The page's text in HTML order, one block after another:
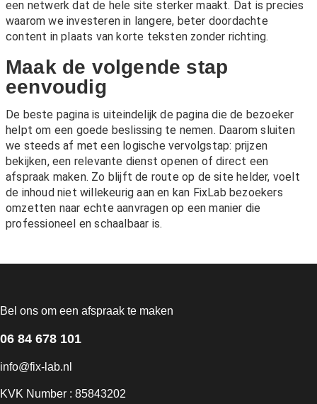
een netwerk dat de hele site sterker maakt. Dat is precies
waarom we investeren in langere, beter doordachte
content in plaats van korte teksten zonder richting.
Maak de volgende stap
eenvoudig
De beste pagina is uiteindelijk de pagina die de bezoeker
helpt om een goede beslissing te nemen. Daarom sluiten
we steeds af met een logische vervolgstap: prijzen
bekijken, een relevante dienst openen of direct een
afspraak maken. Zo blijft de route op de site helder, voelt
de inhoud niet willekeurig aan en kan FixLab bezoekers
omzetten naar echte aanvragen op een manier die
professioneel en schaalbaar is.
Bel ons om een afspraak te maken
06 84 678 101
info@fix-lab.nl
KVK Number : 85843202